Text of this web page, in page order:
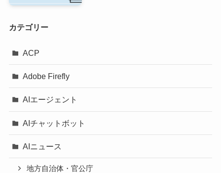
カテゴリー
ACP
Adobe Firefly
AIエージェント
AIチャットボット
AIニュース
地方自治体・官公庁